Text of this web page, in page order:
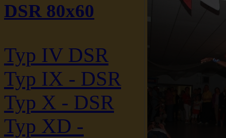
DSR 80x60
Typ IV DSR
Typ IX - DSR
Typ X - DSR
Typ XD -